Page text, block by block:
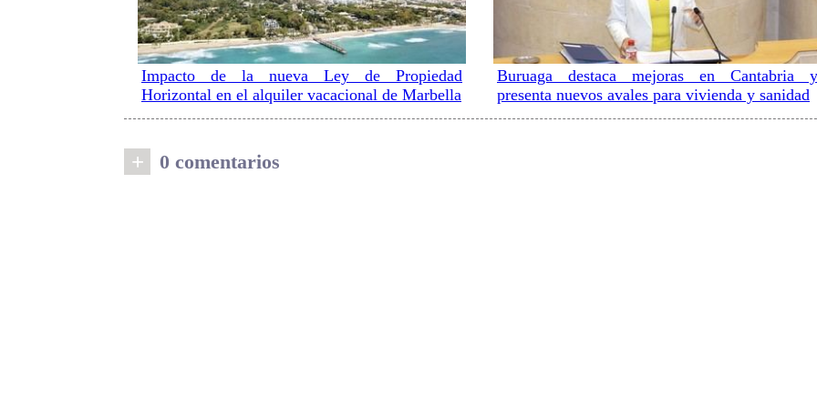
Impacto de la nueva Ley de Propiedad
Horizontal en el alquiler vacacional de Marbella
Buruaga destaca mejoras en Cantabria y
presenta nuevos avales para vivienda y sanidad
+ 0 comentarios